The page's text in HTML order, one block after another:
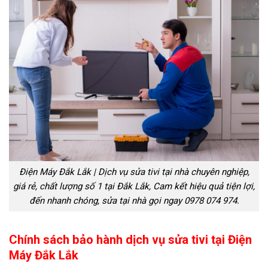
Điện Máy Đắk Lắk | Dịch vụ sửa tivi tại nhà chuyên nghiệp,
giá rẻ, chất lượng số 1 tại Đắk Lắk, Cam kết hiệu quả tiện lợi,
đến nhanh chóng, sửa tại nhà gọi ngay 0978 074 974.
Chính sách bảo hành dịch vụ sửa tivi tại Điện
Máy Đắk Lắk